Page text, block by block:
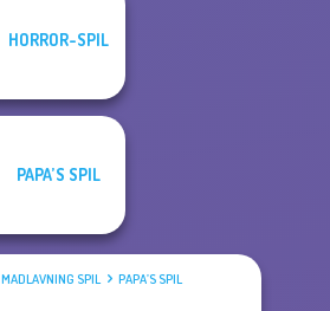
HORROR-SPIL
PAPA’S SPIL
MADLAVNING SPIL PAPA’S SPIL